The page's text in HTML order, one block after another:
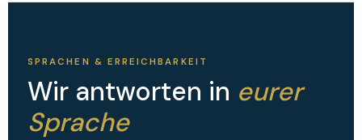
SPRACHEN & ERREICHBARKEIT
Wir antworten in eurer
Sprache